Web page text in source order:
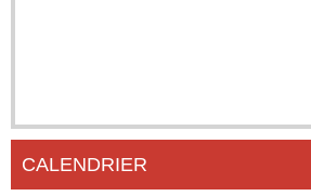
CALENDRIER